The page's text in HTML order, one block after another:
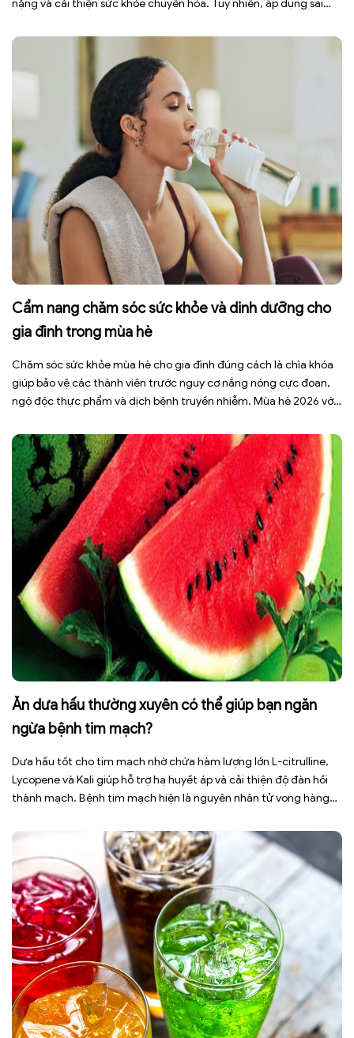
nặng và cải thiện sức khỏe chuyển hóa. Tuy nhiên, áp dụng sai
sức, mất cơ […]
Cẩm nang chăm sóc sức khỏe và dinh dưỡng cho
gia đình trong mùa hè
Chăm sóc sức khỏe mùa hè cho gia đình đúng cách là chìa khóa
giúp bảo vệ các thành viên trước nguy cơ nắng nóng cực đoan,
ngộ độc thực phẩm và dịch bệnh truyền nhiễm. Mùa hè 2026 với
sức […]
Ăn dưa hấu thường xuyên có thể giúp bạn ngăn
ngừa bệnh tim mạch?
Dưa hấu tốt cho tim mạch nhờ chứa hàm lượng lớn L-citrulline,
Lycopene và Kali giúp hỗ trợ hạ huyết áp và cải thiện độ đàn hồi
thành mạch. Bệnh tim mạch hiện là nguyên nhân tử vong hàng
ngày có thể […]